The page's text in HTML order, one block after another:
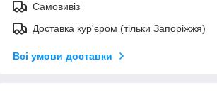
Самовивіз
Доставка кур'єром (тільки Запоріжжя)
Всі умови доставки